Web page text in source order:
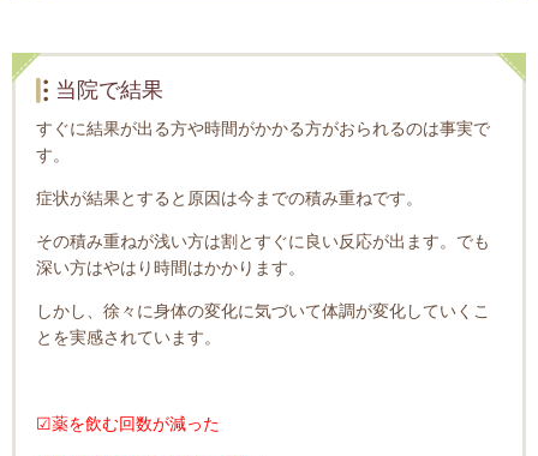
当院で結果
すぐに結果が出る方や時間がかかる方がおられるのは事実で
す。
症状が結果とすると原因は今までの積み重ねです。
その積み重ねが浅い方は割とすぐに良い反応が出ます。でも
深い方はやはり時間はかかります。
しかし、徐々に身体の変化に気づいて体調が変化していくこ
とを実感されています。
☑薬を飲む回数が減った